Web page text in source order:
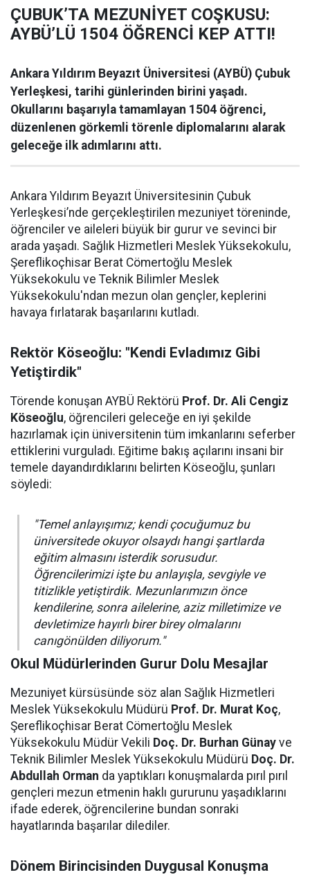
ÇUBUK’TA MEZUNİYET COŞKUSU:
AYBÜ’LÜ 1504 ÖĞRENCİ KEP ATTI!
Ankara Yıldırım Beyazıt Üniversitesi (AYBÜ) Çubuk
Yerleşkesi, tarihi günlerinden birini yaşadı.
Okullarını başarıyla tamamlayan 1504 öğrenci,
düzenlenen görkemli törenle diplomalarını alarak
geleceğe ilk adımlarını attı.
Ankara Yıldırım Beyazıt Üniversitesinin Çubuk
Yerleşkesi’nde gerçekleştirilen mezuniyet töreninde,
öğrenciler ve aileleri büyük bir gurur ve sevinci bir
arada yaşadı. Sağlık Hizmetleri Meslek Yüksekokulu,
Şereflikoçhisar Berat Cömertoğlu Meslek
Yüksekokulu ve Teknik Bilimler Meslek
Yüksekokulu'ndan mezun olan gençler, keplerini
havaya fırlatarak başarılarını kutladı.
Rektör Köseoğlu: "Kendi Evladımız Gibi
Yetiştirdik"
Törende konuşan AYBÜ Rektörü Prof. Dr. Ali Cengiz
Köseoğlu, öğrencileri geleceğe en iyi şekilde
hazırlamak için üniversitenin tüm imkanlarını seferber
ettiklerini vurguladı. Eğitime bakış açılarını insani bir
temele dayandırdıklarını belirten Köseoğlu, şunları
söyledi:
"Temel anlayışımız; kendi çocuğumuz bu
üniversitede okuyor olsaydı hangi şartlarda
eğitim almasını isterdik sorusudur.
Öğrencilerimizi işte bu anlayışla, sevgiyle ve
titizlikle yetiştirdik. Mezunlarımızın önce
kendilerine, sonra ailelerine, aziz milletimize ve
devletimize hayırlı birer birey olmalarını
canıgönülden diliyorum."
Okul Müdürlerinden Gurur Dolu Mesajlar
Mezuniyet kürsüsünde söz alan Sağlık Hizmetleri
Meslek Yüksekokulu Müdürü Prof. Dr. Murat Koç,
Şereflikoçhisar Berat Cömertoğlu Meslek
Yüksekokulu Müdür Vekili Doç. Dr. Burhan Günay ve
Teknik Bilimler Meslek Yüksekokulu Müdürü Doç. Dr.
Abdullah Orman da yaptıkları konuşmalarda pırıl pırıl
gençleri mezun etmenin haklı gururunu yaşadıklarını
ifade ederek, öğrencilerine bundan sonraki
hayatlarında başarılar dilediler.
Dönem Birincisinden Duygusal Konuşma